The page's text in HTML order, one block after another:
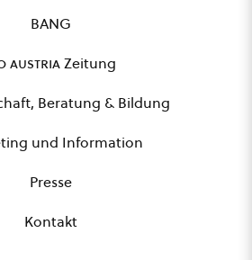
BANG
austriaZeitung
Beratung & Bildung
und Information
Presse
Kontakt